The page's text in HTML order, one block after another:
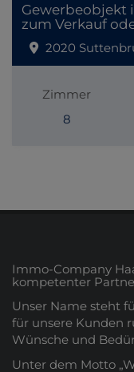
Gewerbeobjekt
zum Verkauf
2020
Zimmer
8
Immo-Company
kompetenter
Unser Name steht
für unsere Kunden
Wünsche und
Unter dem Motto